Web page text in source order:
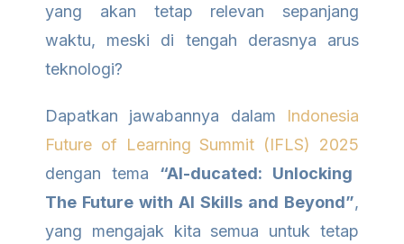
yang akan tetap relevan sepanjang
waktu, meski di tengah derasnya arus
teknologi?
Dapatkan jawabannya dalam Indonesia
Future of Learning Summit (IFLS) 2025
dengan tema “AI-ducated: Unlocking
The Future with AI Skills and Beyond”,
yang mengajak kita semua untuk tetap